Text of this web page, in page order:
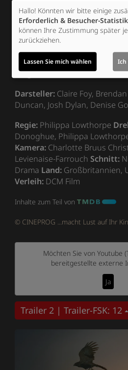
Altersfreigabe:
(ab 6 J. in Begleitung eines
Erziehungsbeauftragten)
Laufzeit:ca. 114 min.
Originaltitel:H Is For Hawk
Darsteller: Claire Foy,
Duncan, Josh Dylan, Denise
Regie: Philippa Lowthorpe
Donoghue, Philippa
Kamera: Charlotte Bruus
Levienaise-Farrouch Schnitt:
Drama Land: Großbritannien,
Verleih: DCM Film
Inhalte zum Teil von
© CINEPROG ...macht Lust auf Ihr
Möchten Sie von Youtube
bereitgestellte externe
Ja
Trailer 2 | Trailer-FSK: 12
Hallo! Könnten wir bitte einige
Erforderlich & Besucher-
können Ihre Zustimmung später
zurückziehen.
Lassen Sie mich wählen Ich